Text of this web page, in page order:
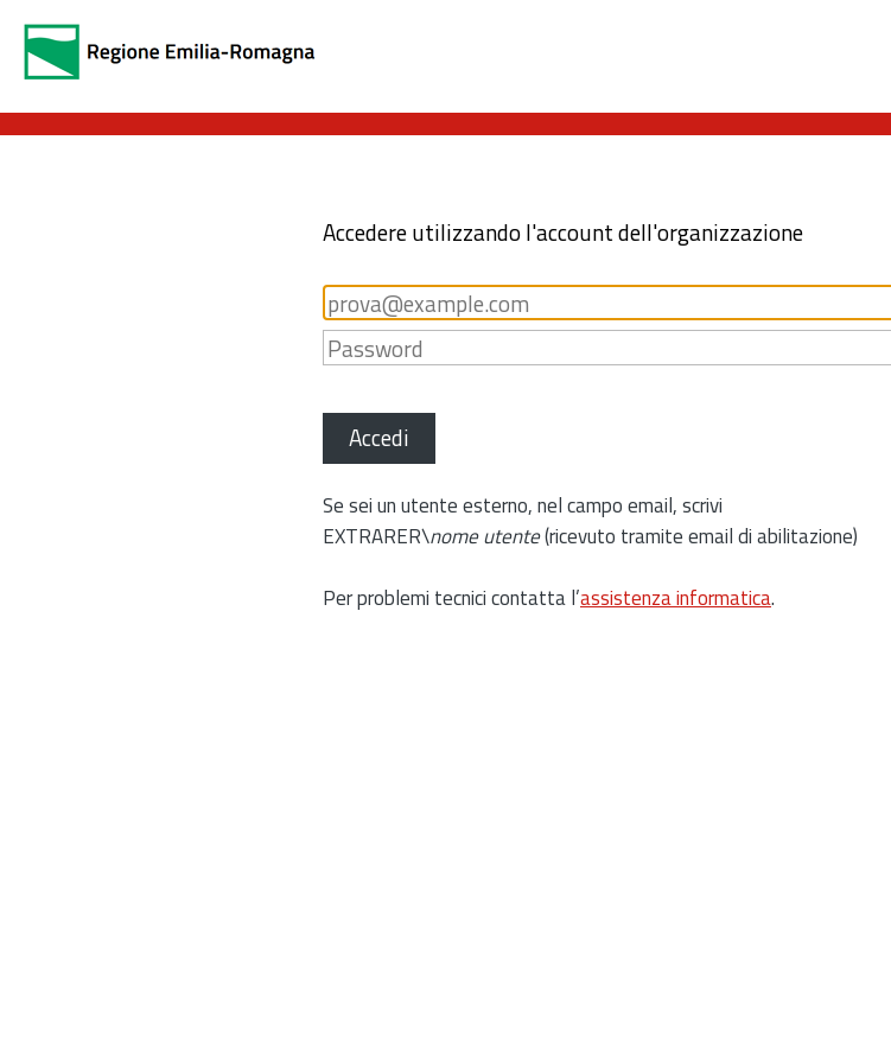
Accedere utilizzando l'account dell'organizzazione
Accedi
Se sei un utente esterno, nel campo email, scrivi
EXTRARER\nome utente(ricevuto tramite email di abilitazione)
Per problemi tecnici contatta l’assistenza informatica.